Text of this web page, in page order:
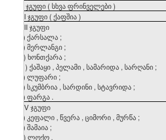
XIჯგუფი (სხვაფრინველები)
XIIჯგუფი (ქაფშია)
XIII ჯგუფი
)ქარსალა ;
)მერლანგი ;
)ხონთქარა ;
)ქაშაყი ,პელამი ,სამარიდა ,სარღანი ;
)ლუფარი ;
)სკუმბრია ,სარდინი ,სტავრიდა ;
)ფარგა .
XIVჯგუფი
) კეფალი ,წვერა ,ციმორი ,მურწა ;
)შამაია ;
)ლოქო .